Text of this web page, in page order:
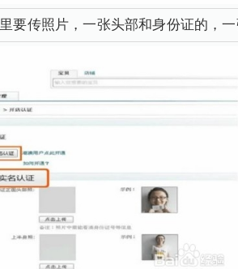
要传照片，一张头部和身份证的，